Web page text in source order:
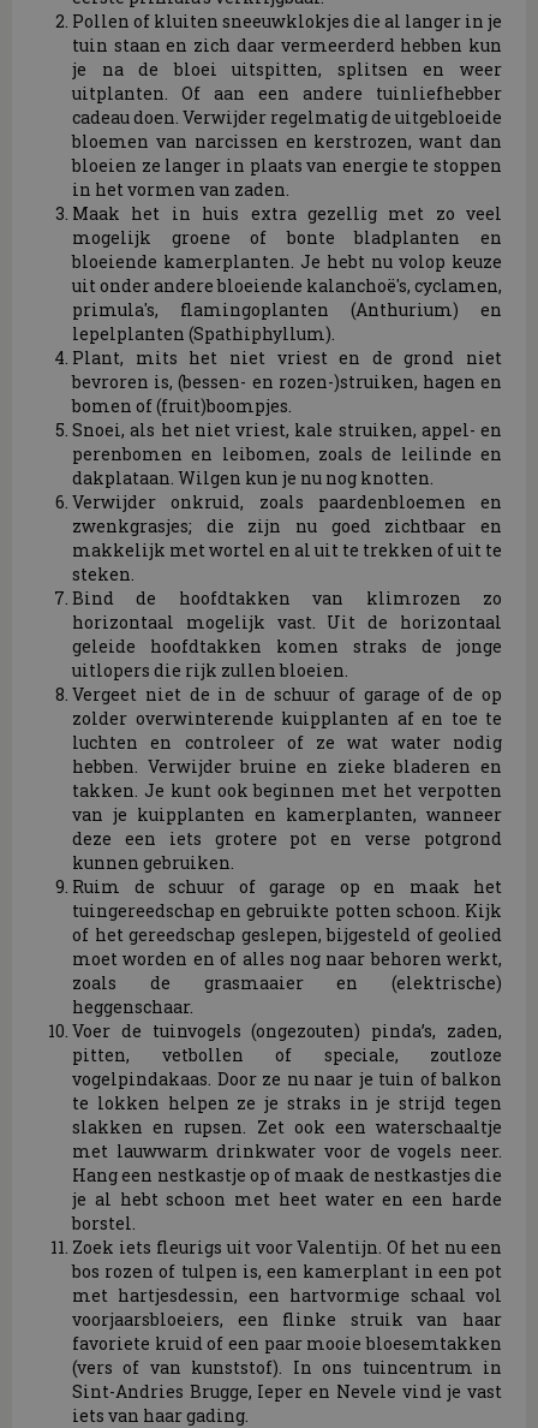
Pollen of kluiten sneeuwklokjes die al langer in je
tuin staan en zich daar vermeerderd hebben kun
je na de bloei uitspitten, splitsen en weer
uitplanten. Of aan een andere tuinliefhebber
cadeau doen. Verwijder regelmatig de uitgebloeide
bloemen van narcissen en kerstrozen, want dan
bloeien ze langer in plaats van energie te stoppen
in het vormen van zaden.
Maak het in huis extra gezellig met zo veel
mogelijk groene of bonte bladplanten en
bloeiende kamerplanten. Je hebt nu volop keuze
uit onder andere bloeiende kalanchoë's, cyclamen,
primula's, flamingoplanten (Anthurium) en
lepelplanten (Spathiphyllum).
Plant, mits het niet vriest en de grond niet
bevroren is, (bessen- en rozen-)struiken, hagen en
bomen of (fruit)boompjes.
Snoei, als het niet vriest, kale struiken, appel- en
perenbomen en leibomen, zoals de leilinde en
dakplataan. Wilgen kun je nu nog knotten.
Verwijder onkruid, zoals paardenbloemen en
zwenkgrasjes; die zijn nu goed zichtbaar en
makkelijk met wortel en al uit te trekken of uit te
steken.
Bind de hoofdtakken van klimrozen zo
horizontaal mogelijk vast. Uit de horizontaal
geleide hoofdtakken komen straks de jonge
uitlopers die rijk zullen bloeien.
Vergeet niet de in de schuur of garage of de op
zolder overwinterende kuipplanten af en toe te
luchten en controleer of ze wat water nodig
hebben. Verwijder bruine en zieke bladeren en
takken. Je kunt ook beginnen met het verpotten
van je kuipplanten en kamerplanten, wanneer
deze een iets grotere pot en verse potgrond
kunnen gebruiken.
Ruim de schuur of garage op en maak het
tuingereedschap en gebruikte potten schoon. Kijk
of het gereedschap geslepen, bijgesteld of geolied
moet worden en of alles nog naar behoren werkt,
zoals de grasmaaier en (elektrische)
heggenschaar.
Voer de tuinvogels (ongezouten) pinda’s, zaden,
pitten, vetbollen of speciale, zoutloze
vogelpindakaas. Door ze nu naar je tuin of balkon
te lokken helpen ze je straks in je strijd tegen
slakken en rupsen. Zet ook een waterschaaltje
met lauwwarm drinkwater voor de vogels neer.
Hang een nestkastje op of maak de nestkastjes die
je al hebt schoon met heet water en een harde
borstel.
Zoek iets fleurigs uit voor Valentijn. Of het nu een
bos rozen of tulpen is, een kamerplant in een pot
met hartjesdessin, een hartvormige schaal vol
voorjaarsbloeiers, een flinke struik van haar
favoriete kruid of een paar mooie bloesemtakken
(vers of van kunststof). In ons tuincentrum in
Sint-Andries Brugge, Ieper en Nevele vind je vast
iets van haar gading.